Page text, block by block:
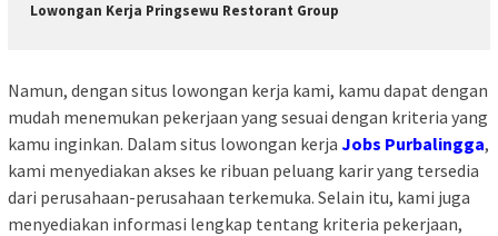
Lowongan Kerja Pringsewu Restorant Group
Namun, dengan situs lowongan kerja kami, kamu dapat dengan
mudah menemukan pekerjaan yang sesuai dengan kriteria yang
kamu inginkan. Dalam situs lowongan kerja Jobs Purbalingga,
kami menyediakan akses ke ribuan peluang karir yang tersedia
dari perusahaan-perusahaan terkemuka. Selain itu, kami juga
menyediakan informasi lengkap tentang kriteria pekerjaan,